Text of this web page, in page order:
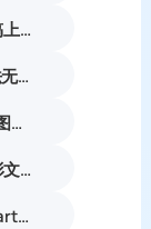
ps怎么给线稿上色？2种ps线稿上色方法对比
ps怎么调整图片大小？3种方法无损放大插件教程
PS怎么调整图片大小不拉伸？图像大小与自由变换用法详解
PS如何制作电子印章？3步环形文字印章设计完整步骤
PS产品图更换场景怎么做？StartAI 4步完成场景合成制作